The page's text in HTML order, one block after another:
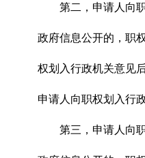
第二，申请人向
政府信息公开的，职
权划入行政机关意见
申请人向职权划入行
第三，申请人向